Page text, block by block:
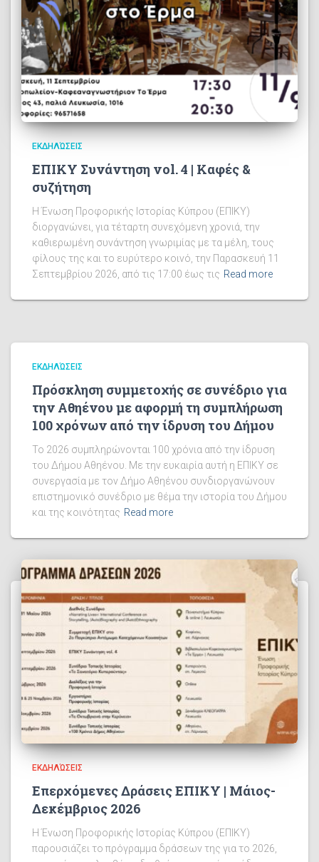
ΕΚΔΗΛΏΣΕΙΣ
ΕΠΙΚΥ Συνάντηση vol. 4 | Καφές &
συζήτηση
Η Ένωση Προφορικής Ιστορίας Κύπρου (ΕΠΙΚΥ)
διοργανώνει, για τέταρτη συνεχόμενη χρονιά, την
καθιερωμένη συνάντηση γνωριμίας με τα μέλη, τους
φίλους της και το ευρύτερο κοινό, την Παρασκευή 11
Σεπτεμβρίου 2026, από τις 17:00 έως τις Read more
ΕΚΔΗΛΏΣΕΙΣ
Πρόσκληση συμμετοχής σε συνέδριο για
την Αθηένου με αφορμή τη συμπλήρωση
100 χρόνων από την ίδρυση του Δήμου
Το 2026 συμπληρώνονται 100 χρόνια από την ίδρυση
του Δήμου Αθηένου. Με την ευκαιρία αυτή η ΕΠΙΚΥ σε
συνεργασία με τον Δήμο Αθηένου συνδιοργανώνουν
επιστημονικό συνέδριο με θέμα την ιστορία του Δήμου
και της κοινότητας Read more
ΕΚΔΗΛΏΣΕΙΣ
Επερχόμενες Δράσεις ΕΠΙΚΥ | Μάιος-
Δεκέμβριος 2026
Η Ένωση Προφορικής Ιστορίας Κύπρου (ΕΠΙΚΥ)
παρουσιάζει το πρόγραμμα δράσεων της για το 2026,